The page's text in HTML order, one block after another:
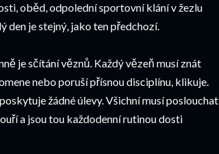
oběd, odpolední sportovní klání v žezlu
den je stejný, jako ten předchozí.
je sčítání věznů. Každý vězeň musí znát
nebo poruší přísnou disciplínu, klikuje.
žádné úlevy. Všichní musí poslouchat
a jsou tou každodenní rutinou dosti